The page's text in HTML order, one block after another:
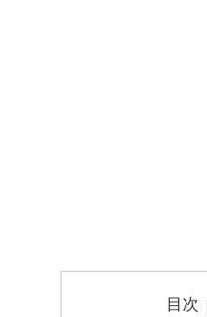
目次